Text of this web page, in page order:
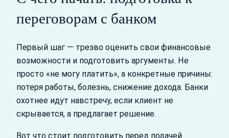
переговорам с банком
Первый шаг — трезво оценить свои финансовые
возможности и подготовить аргументы. Не
просто «не могу платить», а конкретные причины:
потеря работы, болезнь, снижение дохода. Банки
охотнее идут навстречу, если клиент не
скрывается, а предлагает решение.
Вот что стоит подготовить перед подачей